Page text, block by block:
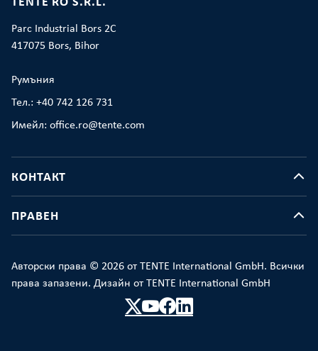
Parc Industrial Bors 2C
417075 Bors, Bihor
Румъния
Тел.: +40 742 126 731
Имейл: office.ro@tente.com
КОНТАКТ
ПРАВЕН
Авторски права © 2026 от TENTE International GmbH. Всички
права запазени. Дизайн от TENTE International GmbH